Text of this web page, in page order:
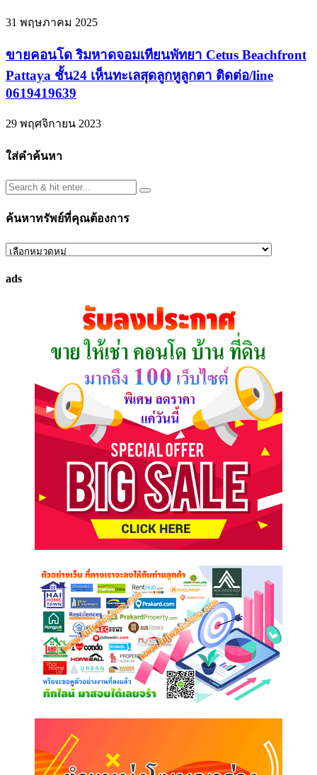
31 พฤษภาคม 2025
ขายคอนโด ริมหาดจอมเทียนพัทยา Cetus Beachfront
Pattaya ชั้น24 เห็นทะเลสุดลูกหูลูกตา ติดต่อ/line
0619419639
29 พฤศจิกายน 2023
ใส่คำค้นหา
ค้นหาทรัพย์ที่คุณต้องการ
ค้นหา
ที่
ads